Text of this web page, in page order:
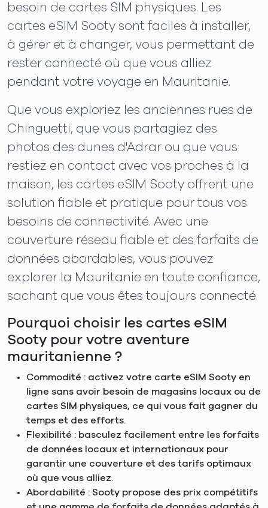
besoin de cartes SIM physiques. Les
cartes eSIM Sooty sont faciles à installer,
à gérer et à changer, vous permettant de
rester connecté où que vous alliez
pendant votre voyage en Mauritanie.
Que vous exploriez les anciennes rues de
Chinguetti, que vous partagiez des
photos des dunes d'Adrar ou que vous
restiez en contact avec vos proches à la
maison, les cartes eSIM Sooty offrent une
solution fiable et pratique pour tous vos
besoins de connectivité. Avec une
couverture réseau fiable et des forfaits de
données abordables, vous pouvez
explorer la Mauritanie en toute confiance,
sachant que vous êtes toujours connecté.
Pourquoi choisir les cartes eSIM
Sooty pour votre aventure
mauritanienne ?
Commodité : activez votre carte eSIM Sooty en
ligne sans avoir besoin de magasins locaux ou de
cartes SIM physiques, ce qui vous fait gagner du
temps et des efforts.
Flexibilité : basculez facilement entre les forfaits
de données locaux et internationaux pour
garantir une couverture et des tarifs optimaux
où que vous alliez.
Abordabilité : Sooty propose des prix compétitifs